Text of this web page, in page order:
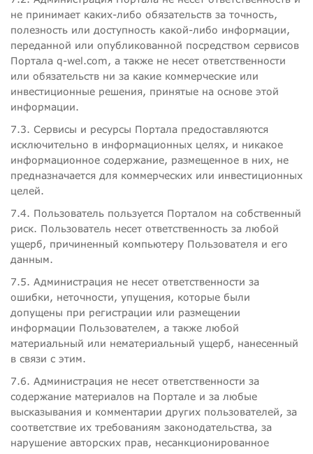
не принимает каких-либо обязательств за точность,
полезность или доступность какой-либо информации,
переданной или опубликованной посредством сервисов
Портала q-wel.com, а также не несет ответственности
или обязательств ни за какие коммерческие или
инвестиционные решения, принятые на основе этой
информации.
7.3. Сервисы и ресурсы Портала предоставляются
исключительно в информационных целях, и никакое
информационное содержание, размещенное в них, не
предназначается для коммерческих или инвестиционных
целей.
7.4. Пользователь пользуется Порталом на собственный
риск. Пользователь несет ответственность за любой
ущерб, причиненный компьютеру Пользователя и его
данным.
7.5. Администрация не несет ответственности за
ошибки, неточности, упущения, которые были
допущены при регистрации или размещении
информации Пользователем, а также любой
материальный или нематериальный ущерб, нанесенный
в связи с этим.
7.6. Администрация не несет ответственности за
содержание материалов на Портале и за любые
высказывания и комментарии других пользователей, за
соответствие их требованиям законодательства, за
нарушение авторских прав, несанкционированное